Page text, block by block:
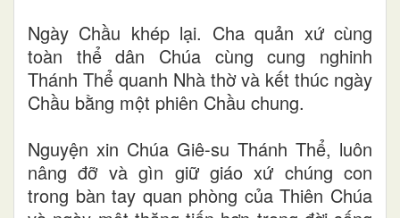
Ngày Chầu khép lại. Cha quản xứ cùng
toàn thể dân Chúa cùng cung nghinh
Thánh Thể quanh Nhà thờ và kết thúc ngày
Chầu bằng một phiên Chầu chung.
Nguyện xin Chúa Giê-su Thánh Thể, luôn
nâng đỡ và gìn giữ giáo xứ chúng con
trong bàn tay quan phòng của Thiên Chúa